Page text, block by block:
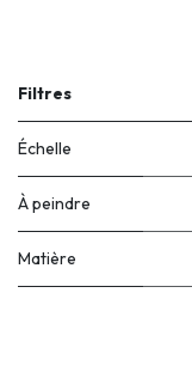
Filtres
Échelle
À peindre
Matière